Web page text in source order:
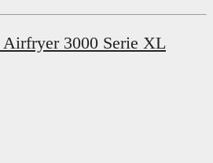
3000 Serie XL